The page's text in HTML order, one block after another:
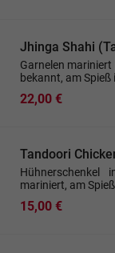
Jhinga Shahi
Garnelen mariniert
bekannt, am
22,00 €
Tandoori
mariniert, am
15,00 €